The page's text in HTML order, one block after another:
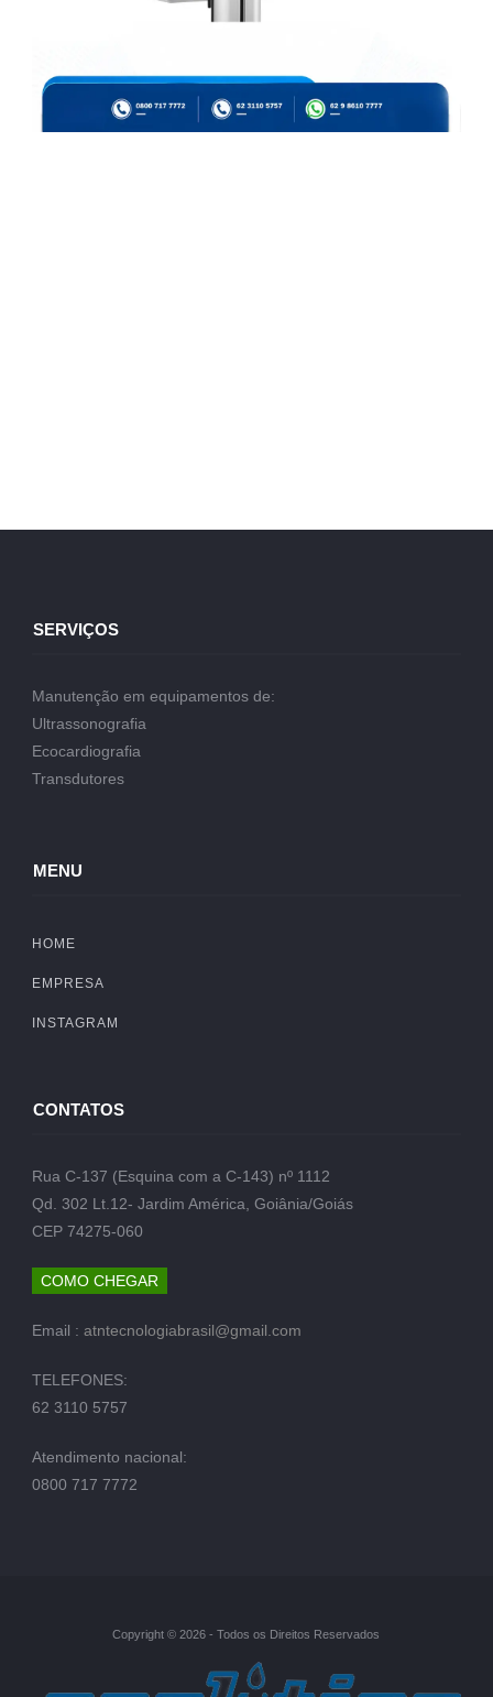
SERVIÇOS
Manutenção em equipamentos de:
Ultrassonografia
Ecocardiografia
Transdutores
MENU
HOME
EMPRESA
INSTAGRAM
CONTATOS
Rua C-137 (Esquina com a C-143) nº 1112
Qd. 302 Lt.12- Jardim América, Goiânia/Goiás
CEP 74275-060
COMO CHEGAR
Email : atntecnologiabrasil@gmail.com
TELEFONES:
62 3110 5757
Atendimento nacional:
0800 717 7772
Copyright © 2026 - Todos os Direitos Reservados